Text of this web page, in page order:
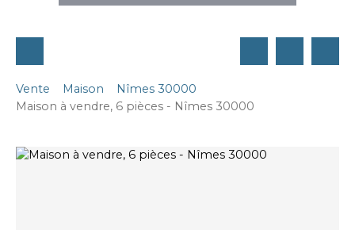
Vente Maison
Nîmes 30000
Maison à vendre, 6 pièces - Nîmes 30000